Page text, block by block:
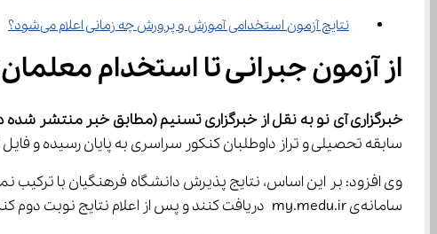
نتایج آزمون استخدامی آموزش و پرورش چه زمانی اعلام می‌شود؟
از آزمون جبرانی تا استخدام
خبرگزاری آی نو به نقل از خبرگزاری تسنیم(مطابق خبر منتشر شده در 15 مرداد ماه
سابقه تحصیلی و تراز داوطلبان کنکور سراسری به پایان رسیده و فایل نهایی تا روز چهارشنبه 15
سامانه‌ی my.medu.ir دریافت کنند و پس از اعلام نتایج نوبت دوم کنکور، سایر شرکت‌کنندگان نیز امکان مشاهده کارنامه خود را خواهند داشت.